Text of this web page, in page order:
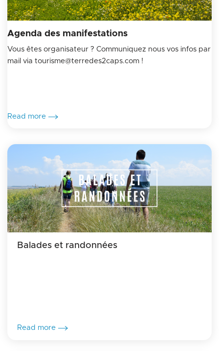
Agenda des manifestations
Vous êtes organisateur ? Communiquez nous vos infos par
mail via tourisme@terredes2caps.com !
Read more
Balades et randonnées
Read more